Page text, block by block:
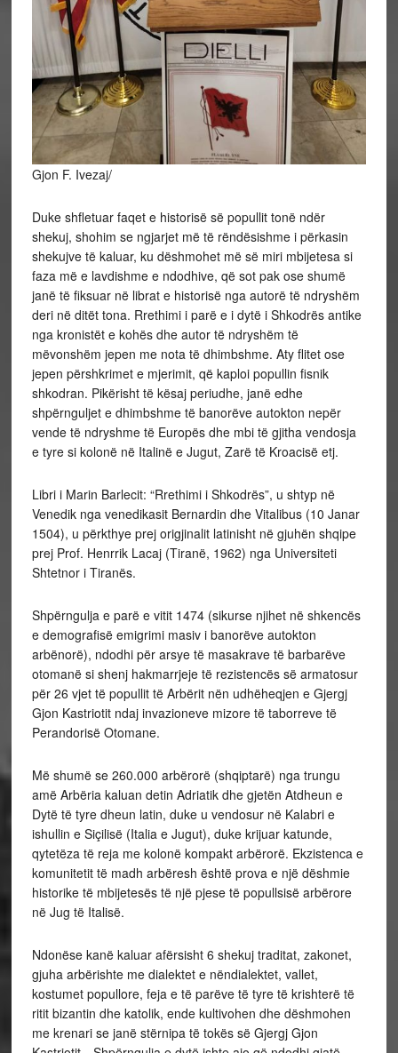
Gjon F. Ivezaj/
Duke shfletuar faqet e historisë së popullit tonë ndër
shekuj, shohim se ngjarjet më të rëndësishme i përkasin
shekujve të kaluar, ku dëshmohet më së miri mbijetesa si
faza më e lavdishme e ndodhive, që sot pak ose shumë
janë të fiksuar në librat e historisë nga autorë të ndryshëm
deri në ditët tona. Rrethimi i parë e i dytë i Shkodrës antike
nga kronistët e kohës dhe autor të ndryshëm të
mëvonshëm jepen me nota të dhimbshme. Aty flitet ose
jepen përshkrimet e mjerimit, që kaploi popullin fisnik
shkodran. Pikërisht të kësaj periudhe, janë edhe
shpërnguljet e dhimbshme të banorëve autokton nepër
vende të ndryshme të Europës dhe mbi të gjitha vendosja
e tyre si kolonë në Italinë e Jugut, Zarë të Kroacisë etj.
Libri i Marin Barlecit: “Rrethimi i Shkodrës”, u shtyp në
Venedik nga venedikasit Bernardin dhe Vitalibus (10 Janar
1504), u përkthye prej origjinalit latinisht në gjuhën shqipe
prej Prof. Henrrik Lacaj (Tiranë, 1962) nga Universiteti
Shtetnor i Tiranës.
Shpërngulja e parë e vitit 1474 (sikurse njihet në shkencës
e demografisë emigrimi masiv i banorëve autokton
arbënorë), ndodhi për arsye të masakrave të barbarëve
otomanë si shenj hakmarrjeje të rezistencës së armatosur
për 26 vjet të popullit të Arbërit nën udhëheqjen e Gjergj
Gjon Kastriotit ndaj invazioneve mizore të taborreve të
Perandorisë Otomane.
Më shumë se 260.000 arbërorë (shqiptarë) nga trungu
amë Arbëria kaluan detin Adriatik dhe gjetën Atdheun e
Dytë të tyre dheun latin, duke u vendosur në Kalabri e
ishullin e Siçilisë (Italia e Jugut), duke krijuar katunde,
qytetëza të reja me kolonë kompakt arbërorë. Ekzistenca e
komunitetit të madh arbëresh është prova e një dëshmie
historike të mbijetesës të një pjese të popullsisë arbërore
në Jug të Italisë.
Ndonëse kanë kaluar afërsisht 6 shekuj traditat, zakonet,
gjuha arbërishte me dialektet e nëndialektet, vallet,
kostumet popullore, feja e të parëve të tyre të krishterë të
ritit bizantin dhe katolik, ende kultivohen dhe dëshmohen
me krenari se janë stërnipa të tokës së Gjergj Gjon